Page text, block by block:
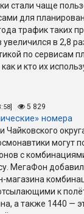
стали чаще
для
трафик таких
увеличился в 2,8
по сервисам
и кто их
5 829
номера
Чайковского
могут
с
МегаФон
магазина
к
а также 1440 —